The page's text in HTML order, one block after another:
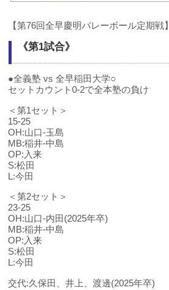
【第76回全早慶明バレーボール定期戦】
《第1試合》
●全義塾 vs 全早稲田大学○
セットカウント0-2で全本塾の負け
＜第1セット＞
15-25
OH:山口-玉島
MB:稲井-中島
OP:入来
S:松田
L:今田
＜第2セット＞
23-25
OH:山口-内田(2025年卒)
MB:稲井-中島
OP:入来
S:松田
L:今田
交代:久保田、井上、渡邊(2025年卒)